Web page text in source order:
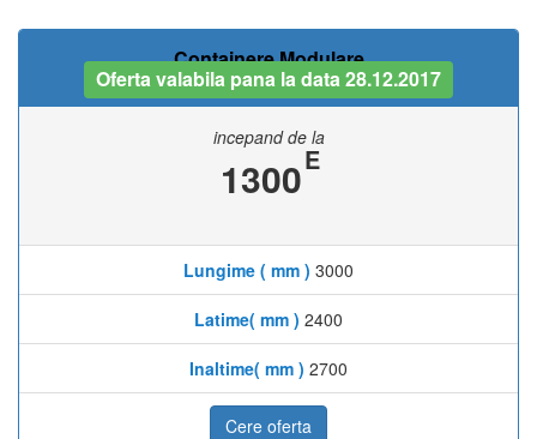
Containere Modulare
Oferta valabila pana la data 28.12.2017
incepand de la
1300E
Lungime ( mm ) 3000
Latime( mm ) 2400
Inaltime( mm ) 2700
Cere oferta